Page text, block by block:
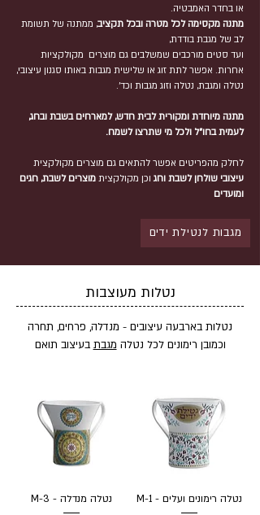
או בחדר האמבטיה.
מתנה מקסימה לכל מטרה ובכל תקציב, ממתנה של תשומת
לב של מגבת בודדת,
ועד סטים מורכבים שמשלבים גם מוצרים מקולקציות
אחרות. אפשר לתת זוג או שלישית מגבות באותו סגנון עיצובי,
נטלה ומגבת, נטלה וזוג מגבות וכד'.
מתנה מיוחדת ומקורית לבית חדש, למארחים בשבת ובחג,
לעמית בחו"ל ולכל מי שתרצו לשמח.
לחלק מהפריטים אפשר להתאים גם מוצרים מקולקצית
עיצובי שולחן לשבת וחגוכן מקולקצית מוצרים לשבת, חגים
ומועדים
מגבות לנטילת ידים
נטלות מעוצבות
נטלות בארבעה עיצובים - מנדלה, פרחים, תחרה
וכמובן רימונים לכל נטלה מגבת בעיצוב תואם
נטלה רימונים ועלים - M-1 נטלה מנדלה - M-3